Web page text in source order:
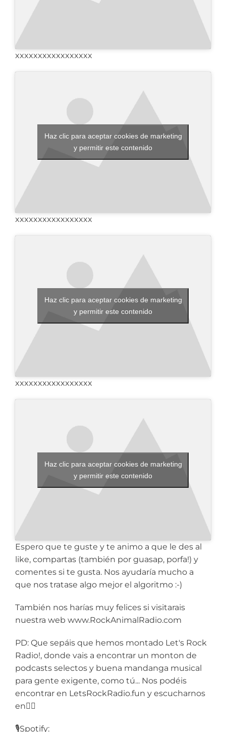
xxxxxxxxxxxxxxxxx
Haz clic para aceptar cookies de marketing
y permitir este contenido
xxxxxxxxxxxxxxxxx
Haz clic para aceptar cookies de marketing
y permitir este contenido
xxxxxxxxxxxxxxxxx
Haz clic para aceptar cookies de marketing
y permitir este contenido
Espero que te guste y te animo a que le des al
like, compartas (también por guasap, porfa!) y
comentes si te gusta. Nos ayudaría mucho a
que nos tratase algo mejor el algoritmo :-)
También nos harías muy felices si visitarais
nuestra web www.RockAnimalRadio.com
PD: Que sepáis que hemos montado Let's Rock
Radio!, donde vais a encontrar un monton de
podcasts selectos y buena mandanga musical
para gente exigente, como tú... Nos podéis
encontrar en LetsRockRadio.fun y escucharnos
en👇🏼
🎙️Spotify: